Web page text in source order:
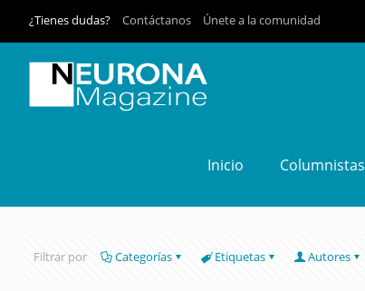
¿Tienes dudas? Contáctanos Únete a la comunidad
Inicio Columnistas
Filtrar por Categorías Etiquetas Autores